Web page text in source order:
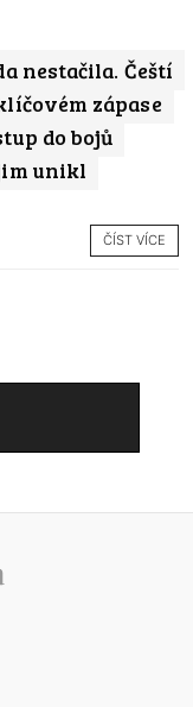
nestačila. Čeští
zápase
do bojů
unikl
ČÍST VÍCE